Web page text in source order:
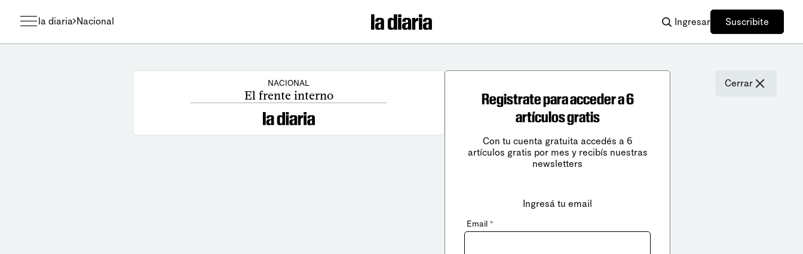
la diaria Nacional Ingresar Suscribite
NACIONAL
El frente interno
Cerrar
Registrate para acceder a 6
artículos gratis
Con tu cuenta gratuita accedés a 6
artículos gratis por mes y recibís nuestras
newsletters
Ingresá tu email
Email *